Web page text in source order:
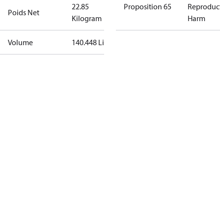
Poids Net
22.85
Kilogram
Volume 140.448 Liter
Proposition 65
Harm